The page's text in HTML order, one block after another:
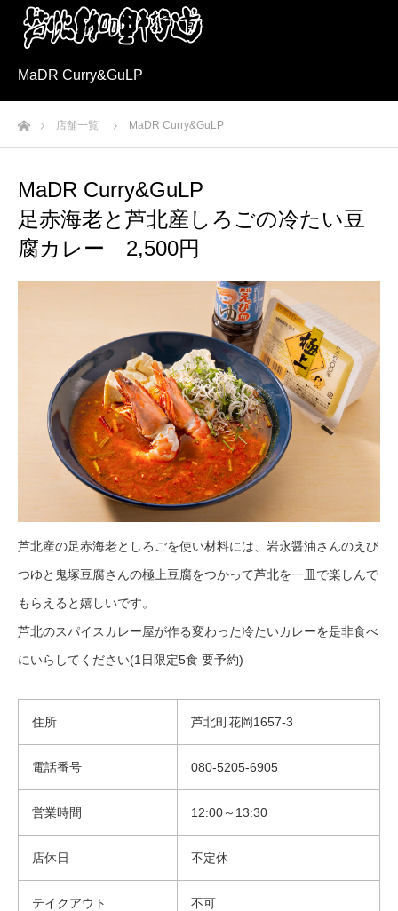
MaDR Curry&GuLP
ホーム店舗一覧 MaDR Curry&GuLP
MaDR Curry&GuLP
足赤海老と芦北産しろごの冷たい豆
腐カレー 2,500円
芦北産の足赤海老としろごを使い材料には、岩永醤油さんのえび
つゆと鬼塚豆腐さんの極上豆腐をつかって芦北を一皿で楽しんで
もらえると嬉しいです。
芦北のスパイスカレー屋が作る変わった冷たいカレーを是非食べ
にいらしてください(1日限定5食 要予約)
住所 芦北町花岡1657-3
電話番号 080-5205-6905
営業時間 12:00～13:30
店休日 不定休
テイクアウト 不可